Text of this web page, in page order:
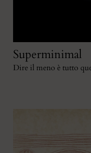
Superminimal
Dire il meno è tutto